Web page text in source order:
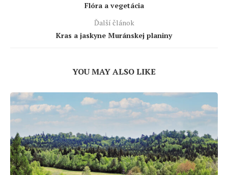
Flóra a vegetácia
Ďalší článok
Kras a jaskyne Muránskej planiny
YOU MAY ALSO LIKE